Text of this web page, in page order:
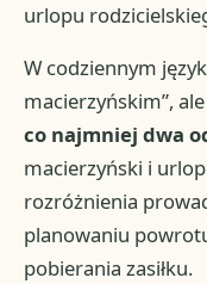
urlopu
W codziennym
macierzyńskim”,
co najmniej dwa
macierzyński i
rozróżnienia
planowaniu
pobierania zasiłku.